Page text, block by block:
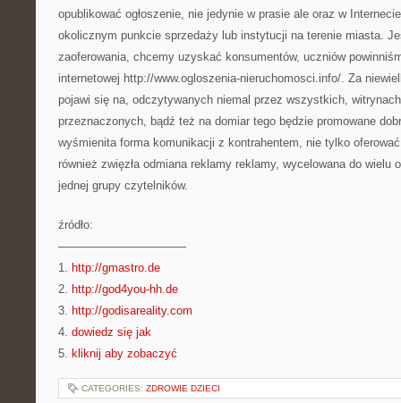
opublikować ogłoszenie, nie jedynie w prasie ale oraz w
okolicznym punkcie sprzedaży lub instytucji na terenie miasta.
zaoferowania, chcemy uzyskać konsumentów, uczniów
internetowej http://www.ogloszenia-nieruchomosci.info/. Za
pojawi się na, odczytywanych niemal przez wszystkich,
przeznaczonych, bądź też na domiar tego będzie promowane
wyśmienita forma komunikacji z kontrahentem, nie tylko
również zwięzła odmiana reklamy reklamy, wycelowana do wielu
jednej grupy czytelników.
źródło:
———————————
1. http://gmastro.de
2. http://god4you-hh.de
3. http://godisareality.com
4. dowiedz się jak
5. kliknij aby zobaczyć
CATEGORIES: ZDROWIE DZIECI